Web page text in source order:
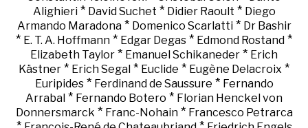
Alighieri* David Suchet * Didier Raoult * Diego
Armando Maradona* Domenico Scarlatti* Dr Bashir
* E. T. A. Hoffmann * Edgar Degas * Edmond Rostand *
Elizabeth Taylor * Emanuel Schikaneder * Erich
Kästner * Erich Segal * Euclide * Eugène Delacroix *
Euripides* Ferdinand de Saussure * Fernando
Arrabal * Fernando Botero * Florian Henckel von
Donnersmarck * Franc-Nohain* Francesco Petrarca